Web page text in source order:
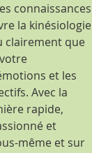
connaissances
la kinésiologie
clairement que
et les
Avec la
rapide,
et
même et sur